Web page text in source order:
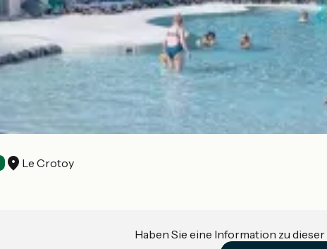
Le Crotoy
Haben Sie eine Information zu